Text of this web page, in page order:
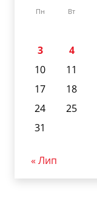
Пн Вт
3
4
10
11
17
18
24
25
31
« Лип